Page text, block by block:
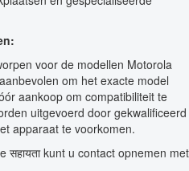
voor de modellen Motorola
om het exacte model
aankoop om compatibiliteit te
uitgevoerd door gekwalificeerd
apparaat te voorkomen.
kunt u contact opnemen met